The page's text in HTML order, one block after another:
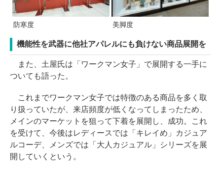
防寒度 美脚度
機能性を武器に他社アパレルにも負けない商品展開を
また、土屋氏は「ワークマン女子」で展開する一手に
ついても語った。
これまでワークマン女子では特徴のある商品を多く取
り扱っていたが、来店頻度が低くなってしまったため、
メインのマーケットを狙って下着を展開し、成功。これ
を受けて、今後はレディースでは「キレイめ」カジュア
ルコーデ、メンズでは「大人カジュアル」シリーズを展
開していくという。